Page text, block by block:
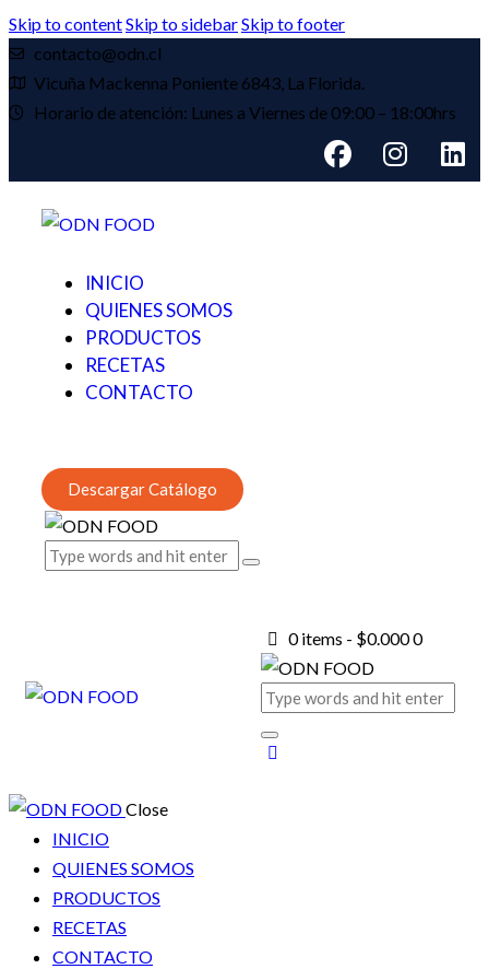
Skip to contentSkip to sidebarSkip to footer
contacto@odn.cl
Vicuña Mackenna Poniente 6843, La Florida.
Horario de atención: Lunes a Viernes de 09:00 – 18:00hrs
INICIO
QUIENES SOMOS
PRODUCTOS
RECETAS
CONTACTO
Descargar Catálogo
0 items - $0.0000
Close
INICIO
QUIENES SOMOS
PRODUCTOS
RECETAS
CONTACTO